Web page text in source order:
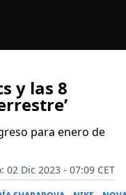
y las 8
para enero de
02 Dic 2023 - 07:09 CET